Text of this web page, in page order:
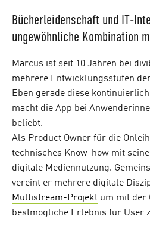
Bücherleidenschaft und IT-
ungewöhnliche Kombination
Marcus ist seit 10 Jahren bei
mehrere Entwicklungsstufen
Eben gerade diese
macht die App bei
beliebt.
Als Product Owner für die
technisches Know-how mit
digitale Mediennutzung.
vereint er mehrere digitale
Multistream-Projekt um mit der
bestmögliche Erlebnis für User